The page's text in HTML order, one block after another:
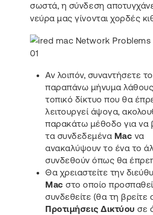
σωστά, η σύνδεση
νεύρα μας γίνονται χορδές
Αν λοιπόν, συναντήσετε το
παραπάνω μήνυμα
τοπικό δίκτυο που θα
λειτουργεί άψογα,
παρακάτω μέθοδο για να
τα συνδεδεμένα Mac να
ανακαλύψουν το ένα το
συνδεθούν όπως θα
Θα χρειαστείτε την
Mac στο οποίο
συνδεθείτε (θα τη βρείτε
Προτιμήσεις Δικτύου σε